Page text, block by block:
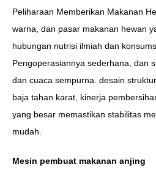
Peliharaan Memberikan Makanan
warna, dan pasar makanan hewan
hubungan nutrisi ilmiah dan
Pengoperasiannya sederhana, dan
dan cuaca sempurna. desain
baja tahan karat, kinerja
yang besar memastikan stabilitas
mudah.
Mesin pembuat makanan anjing